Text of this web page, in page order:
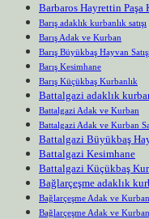
Barbaros Hayrettin Paşa
Barış adaklık kurbanlık satışı
Barış Adak ve Kurban
Barış Büyükbaş Hayvan Satışı
Barış Kesimhane
Barış Küçükbaş Kurbanlık
Battalgazi adaklık
Battalgazi Adak ve Kurban
Battalgazi Adak ve Kurban
Battalgazi Büyükbaş
Battalgazi Kesimhane
Battalgazi Küçükbaş
Bağlarçeşme adaklık
Bağlarçeşme Adak ve Kurban
Bağlarçeşme Adak ve Kurban